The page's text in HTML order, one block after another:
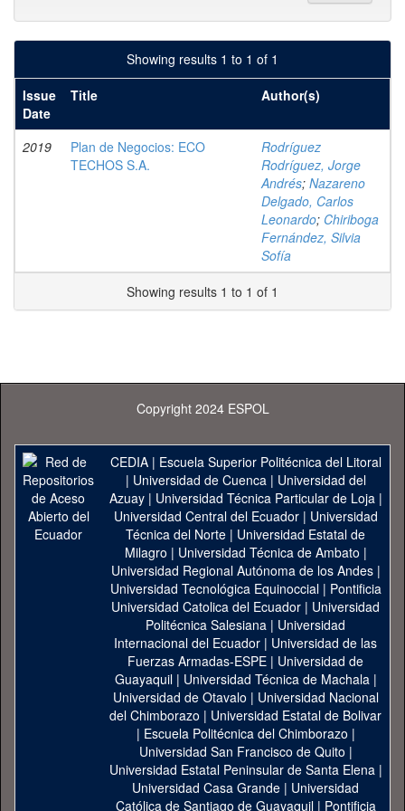
Showing results 1 to 1 of 1
Issue
Date
Title Author(s)
2019
Plan de Negocios: ECO
TECHOS S.A.
Rodríguez
Rodríguez, Jorge
Andrés; Nazareno
Delgado, Carlos
Leonardo; Chiriboga
Fernández, Silvia
Sofía
Showing results 1 to 1 of 1
Copyright 2024 ESPOL
CEDIA| Escuela Superior Politécnica del Litoral
| Universidad de Cuenca| Universidad del
Azuay| Universidad Técnica Particular de Loja|
Universidad Central del Ecuador| Universidad
Técnica del Norte | Universidad Estatal de
Milagro | Universidad Técnica de Ambato |
Universidad Regional Autónoma de los Andes|
Universidad Tecnológica Equinoccial| Pontificia
Universidad Catolica del Ecuador | Universidad
Politécnica Salesiana | Universidad
Internacional del Ecuador | Universidad de las
Fuerzas Armadas-ESPE | Universidad de
Guayaquil| Universidad Técnica de Machala|
Universidad de Otavalo | Universidad Nacional
del Chimborazo | Universidad Estatal de Bolivar
| Escuela Politécnica del Chimborazo |
Universidad San Francisco de Quito |
Universidad Estatal Peninsular de Santa Elena|
Universidad Casa Grande | Universidad
Católica de Santiago de Guayaquil| Pontificia